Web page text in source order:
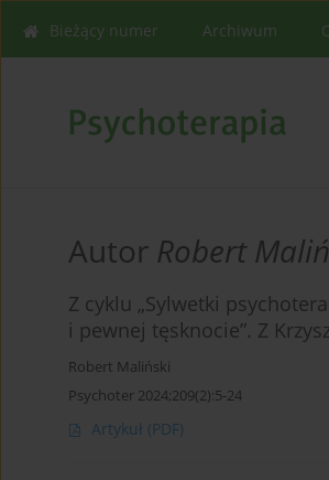
Bieżący numer Archiwum
Autor Robert
Z cyklu „Sylwetki
i pewnej tęsknocie”. Z
Robert Maliński
Psychoter 2024;209(2):5-24
Artykuł (PDF)